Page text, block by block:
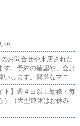
可
お問合せや来店された
す。予約の確認や、会計
いします。簡単なマニュ
務内容を見ながら徐々に
の方でも安心して働けま
舗運営など様々な企画
お客様の増加】【お客
ト】週４日以上勤務・毎
）（大型連休はお休み